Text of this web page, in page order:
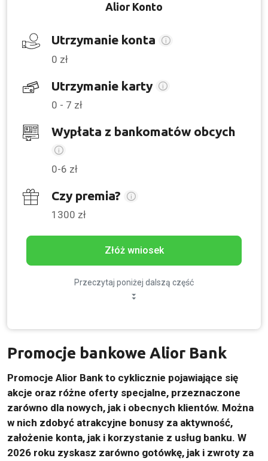
Alior Konto
Utrzymanie konta
0 zł
Utrzymanie karty
0 - 7 zł
Wypłata z bankomatów obcych
0-6 zł
Czy premia?
1300 zł
Złóż wniosek
Przeczytaj poniżej dalszą część
Promocje bankowe Alior Bank
Promocje Alior Bank to cyklicznie pojawiające się
akcje oraz różne oferty specjalne, przeznaczone
zarówno dla nowych, jak i obecnych klientów. Można
w nich zdobyć atrakcyjne bonusy za aktywność,
założenie konta, jak i korzystanie z usług banku. W
2026 roku zyskasz zarówno gotówkę, jak i zwroty za